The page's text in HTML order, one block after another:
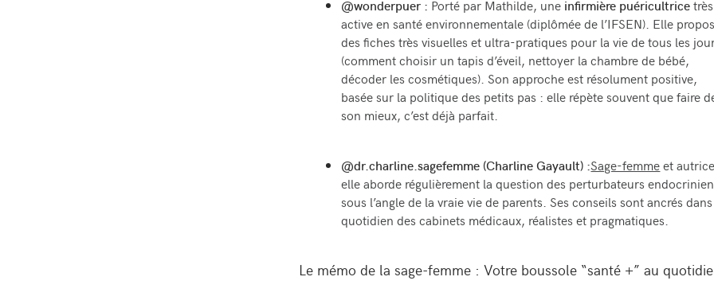
@wonderpuer : Porté par Mathilde, une infirmière puéricultricetrès
active en santé environnementale (diplômée de l’IFSEN). Elle
des fiches très visuelles et ultra-pratiques pour la vie de tous les
(comment choisir un tapis d’éveil, nettoyer la chambre de bébé,
décoder les cosmétiques). Son approche est résolument positive,
basée sur la politique des petits pas : elle répète souvent que faire
son mieux, c’est déjà parfait.
@dr.charline.sagefemme (Charline Gayault) :Sage-femmeet
elle aborde régulièrement la question des perturbateurs
sous l’angle de la vraie vie de parents. Ses conseils sont ancrés
quotidien des cabinets médicaux, réalistes et pragmatiques.
Le mémo de la sage-femme : Votre boussole “santé +” au